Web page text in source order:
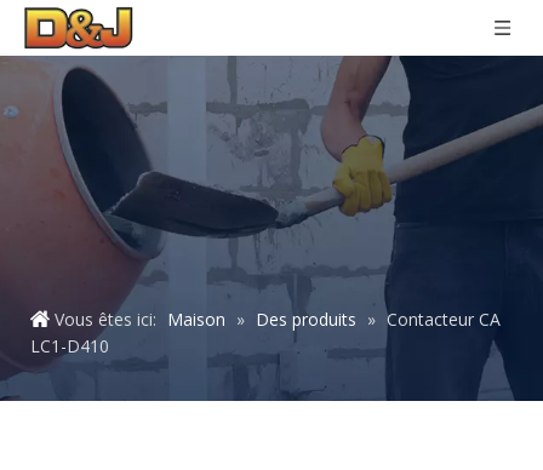
Vous êtes ici: Maison » Des produits » Contacteur CA
LC1-D410